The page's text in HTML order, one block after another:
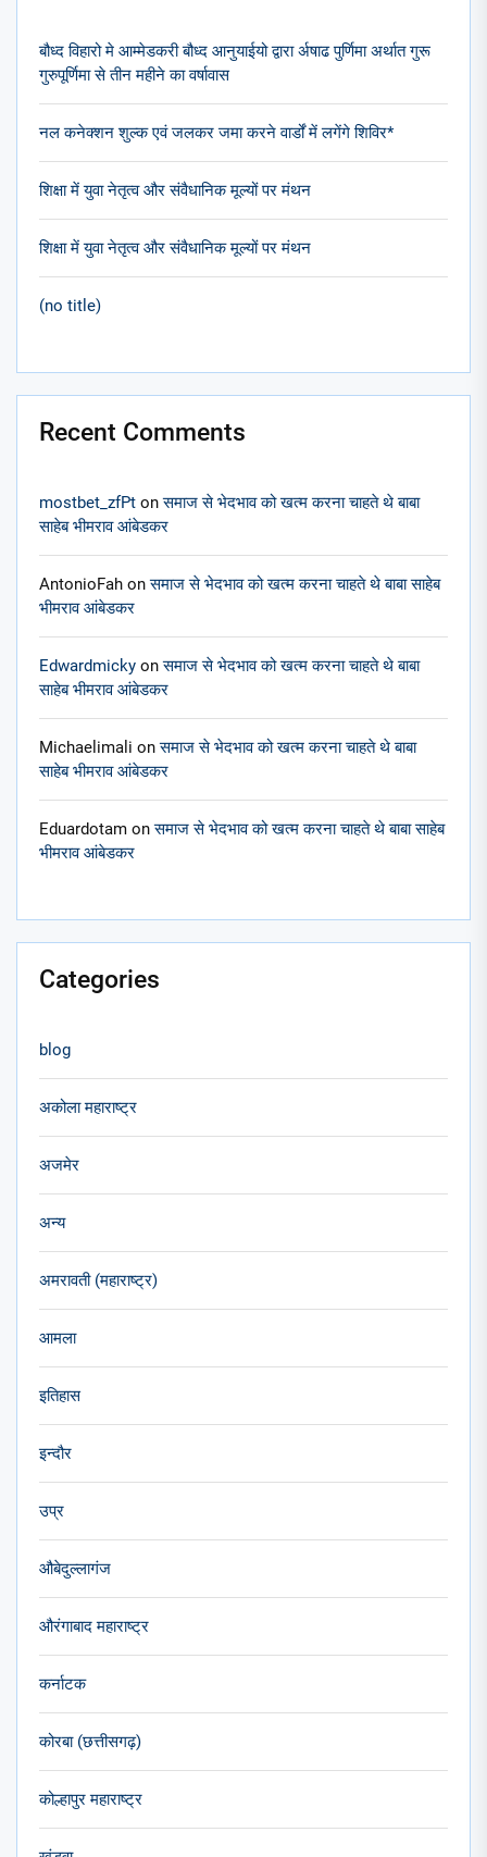
बौध्द विहारो मे आम्मेडकरी बौध्द आनुयाईयो द्वारा र्अषाढ पुर्णिमा अर्थात गुरू
गुरुपूर्णिमा से तीन महीने का वर्षावास
नल कनेक्शन शुल्क एवं जलकर जमा करने वार्डों में लगेंगे शिविर*
शिक्षा में युवा नेतृत्व और संवैधानिक मूल्यों पर मंथन
शिक्षा में युवा नेतृत्व और संवैधानिक मूल्यों पर मंथन
(no title)
Recent Comments
mostbet_zfPt onसमाज से भेदभाव को खत्म करना चाहते थे बाबा
साहेब भीमराव आंबेडकर
AntonioFah onसमाज से भेदभाव को खत्म करना चाहते थे बाबा साहेब
भीमराव आंबेडकर
Edwardmicky onसमाज से भेदभाव को खत्म करना चाहते थे बाबा
साहेब भीमराव आंबेडकर
Michaelimali onसमाज से भेदभाव को खत्म करना चाहते थे बाबा
साहेब भीमराव आंबेडकर
Eduardotam onसमाज से भेदभाव को खत्म करना चाहते थे बाबा साहेब
भीमराव आंबेडकर
Categories
blog
अकोला महाराष्ट्र
अजमेर
अन्य
अमरावती (महाराष्ट्र)
आमला
इतिहास
इन्दौर
उप्र
औबेदुल्लागंज
औरंगाबाद महाराष्ट्र
कर्नाटक
कोरबा (छत्तीसगढ़)
कोल्हापुर महाराष्ट्र